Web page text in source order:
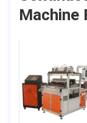
Machine